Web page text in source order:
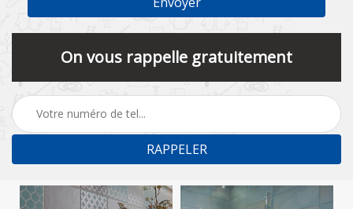
On vous rappelle gratuitement